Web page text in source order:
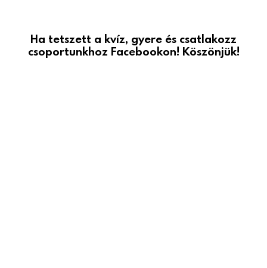
Ha tetszett a kvíz, gyere és csatlakozz
csoportunkhoz Facebookon! Köszönjük!